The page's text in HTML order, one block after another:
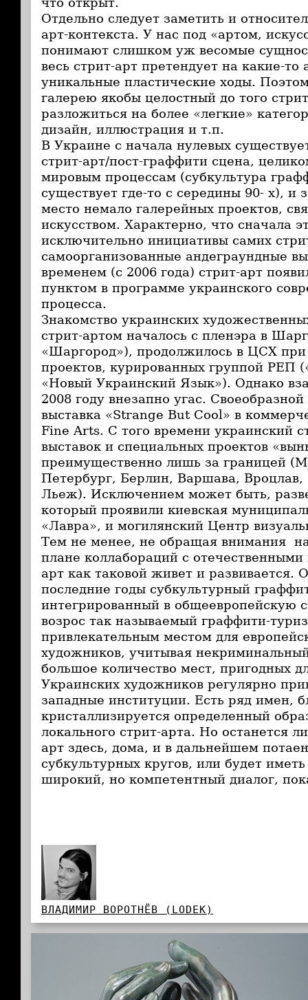
Отдельно следует заметить и
арт-контекста. У нас под «артом,
понимают слишком уж весомые
весь стрит-арт претендует на какие-то
уникальные пластические ходы.
галерею якобы целостный до того
разложиться на более «легкие»
дизайн, иллюстрация и т.п.
В Украине с начала нулевых
стрит-арт/пост-граффити сцена,
мировым процессам (субкультура
существует где-то с середины 90- х), и
место немало галерейных проектов,
искусством. Характерно, что сначала
исключительно инициативы самих
самоорганизованные андеграундные
временем (с 2006 года) стрит-арт
пунктом в программе украинского
процесса.
Знакомство украинских
стрит-артом началось с пленэра в
«Шаргород»), продолжилось в ЦСХ
проектов, курированных группой РЕП
«Новый Украинский Язык»). Однако
2008 году внезапно угас.
выставка «Strange But Cool» в
Fine Arts. С того времени украинский
выставок и специальных проектов
преимущественно лишь за границей
Петербург, Берлин, Варшава,
Льеж). Исключением может быть,
который проявили киевская
«Лавра», и могилянский Центр
Тем не менее, не обращая внимания на
плане коллабораций с
арт как таковой живет и развивается.
последние годы субкультурный
интегрированный в общеевропейскую
возрос так называемый граффити-
привлекательным местом для
художников, учитывая
большое количество мест, пригодных
Украинских художников регулярно
западные институции. Есть ряд имен,
кристаллизируется определенный
локального стрит-арта. Но останется
арт здесь, дома, и в дальнейшем
субкультурных кругов, или будет
широкий, но компетентный диалог,
ВЛАДИМИР ВОРОТНЁВ (LODEK)